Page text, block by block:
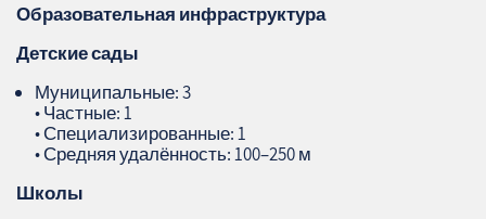
Образовательная инфраструктура
Детские сады
Муниципальные: 3
• Частные: 1
• Специализированные: 1
• Средняя удалённость: 100–250 м
Школы